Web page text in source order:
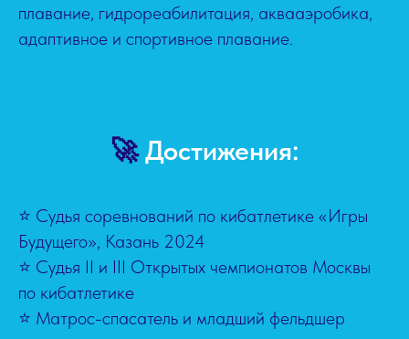
плавание, гидрореабилитация, аквааэробика,
адаптивное и спортивное плавание.
🚀Достижения:
⭐ Судья соревнований по кибатлетике «Игры
Будущего», Казань 2024
⭐ Судья II и III Открытых чемпионатов Москвы
по кибатлетике
⭐ Матрос-спасатель и младший фельдшер